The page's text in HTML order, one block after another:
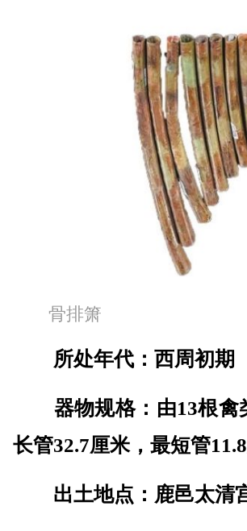
骨排箫
所处年代：西周初期
器物规格：由13根禽
长管32.7厘米，最短管
出土地点：鹿邑太清